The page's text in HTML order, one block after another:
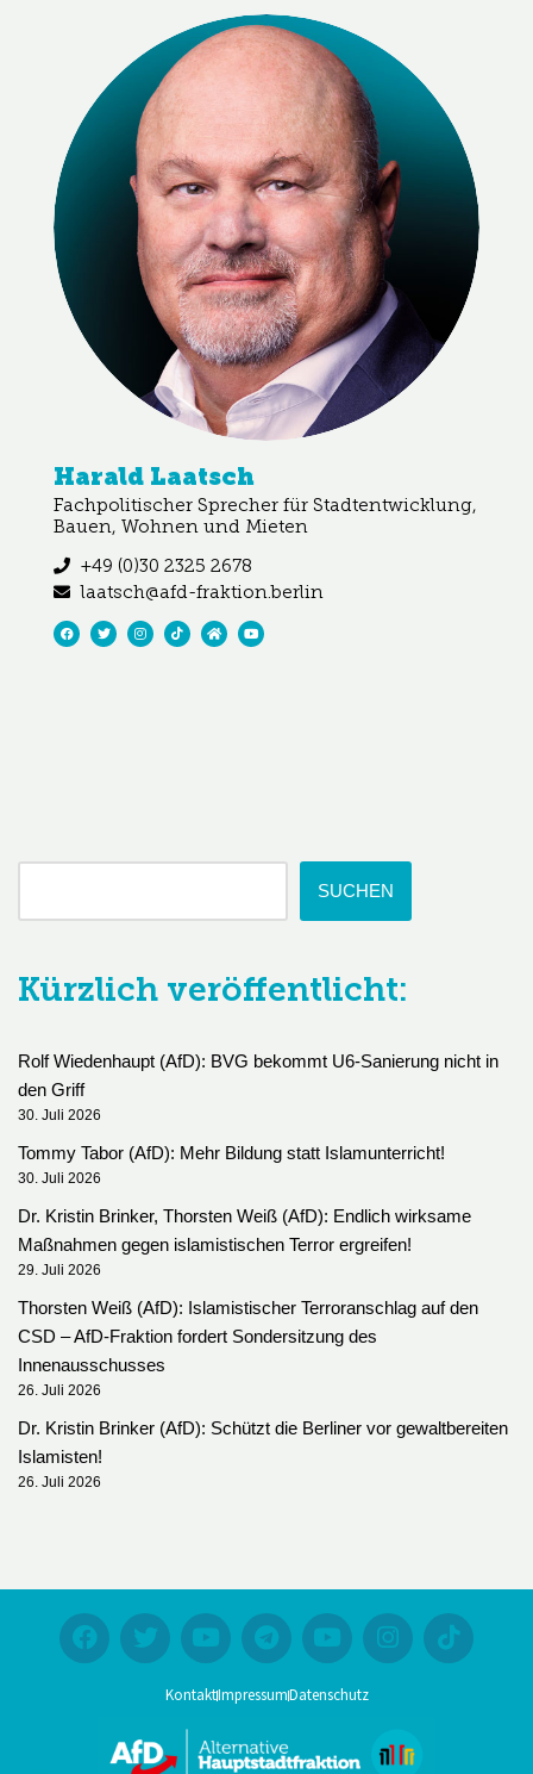
Harald Laatsch​
Fachpolitischer Sprecher für Stadtentwicklung,
Bauen, Wohnen und Mieten
+49 (0)30 2325 2678
laatsch@afd-fraktion.berlin
SUCHEN
Kürzlich veröffentlicht:
Rolf Wiedenhaupt (AfD): BVG bekommt U6-Sanierung nicht in
den Griff
30. Juli 2026
Tommy Tabor (AfD): Mehr Bildung statt Islamunterricht!
30. Juli 2026
Dr. Kristin Brinker, Thorsten Weiß (AfD): Endlich wirksame
Maßnahmen gegen islamistischen Terror ergreifen!
29. Juli 2026
Thorsten Weiß (AfD): Islamistischer Terroranschlag auf den
CSD – AfD-Fraktion fordert Sondersitzung des
Innenausschusses
26. Juli 2026
Dr. Kristin Brinker (AfD): Schützt die Berliner vor gewaltbereiten
Islamisten!
26. Juli 2026
KontaktImpressumDatenschutz